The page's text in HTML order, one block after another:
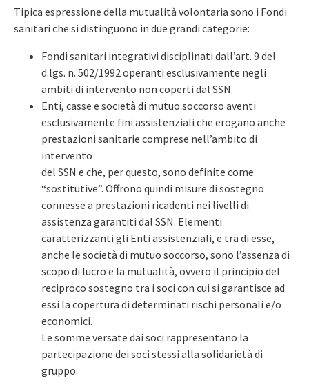
Tipica espressione della mutualità volontaria sono i Fondi
sanitari che si distinguono in due grandi categorie:
Fondi sanitari integrativi disciplinati dall’art. 9 del
d.lgs. n. 502/1992 operanti esclusivamente negli
ambiti di intervento non coperti dal SSN.
Enti, casse e società di mutuo soccorso aventi
esclusivamente fini assistenziali che erogano anche
prestazioni sanitarie comprese nell’ambito di
intervento
del SSN e che, per questo, sono definite come
“sostitutive”. Offrono quindi misure di sostegno
connesse a prestazioni ricadenti nei livelli di
assistenza garantiti dal SSN. Elementi
caratterizzanti gli Enti assistenziali, e tra di esse,
anche le società di mutuo soccorso, sono l’assenza di
scopo di lucro e la mutualità, ovvero il principio del
reciproco sostegno tra i soci con cui si garantisce ad
essi la copertura di determinati rischi personali e/o
economici.
Le somme versate dai soci rappresentano la
partecipazione dei soci stessi alla solidarietà di
gruppo.